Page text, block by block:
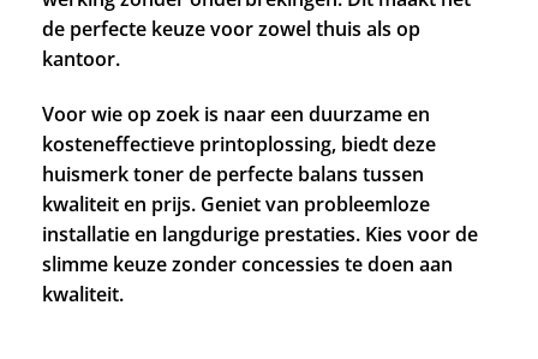
de perfecte keuze voor zowel thuis als op
kantoor.
Voor wie op zoek is naar een duurzame en
kosteneffectieve printoplossing, biedt deze
huismerk toner de perfecte balans tussen
kwaliteit en prijs. Geniet van probleemloze
installatie en langdurige prestaties. Kies voor de
slimme keuze zonder concessies te doen aan
kwaliteit.